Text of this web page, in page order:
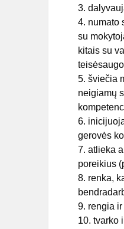
3.
4. numato
su
kitais su
5. šviečia
neigiamų
6.
gerovės
7. atlieka
poreikius
8. renka,
9. rengia
10. tvarko